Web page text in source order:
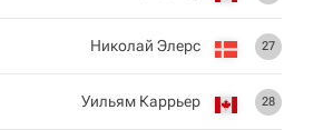
27
Николай Элерс
28
Уильям Каррьер